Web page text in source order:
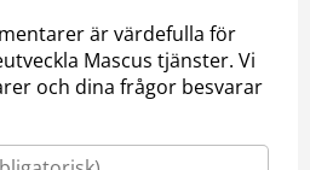
är värdefulla för
Mascus tjänster. Vi
och dina frågor besvarar